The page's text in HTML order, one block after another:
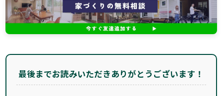
最後までお読みいただきありがとうございます！